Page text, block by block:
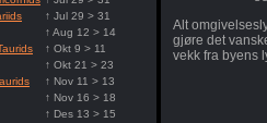
↑ Jul 29 > 31
↑ Aug 12 > 14
↑ Okt 9 > 11
↑ Okt 21 > 23
↑ Nov 11 > 13
↑ Nov 16 > 18
↑ Des 13 > 15
Alt
gjøre det
vekk fra byens